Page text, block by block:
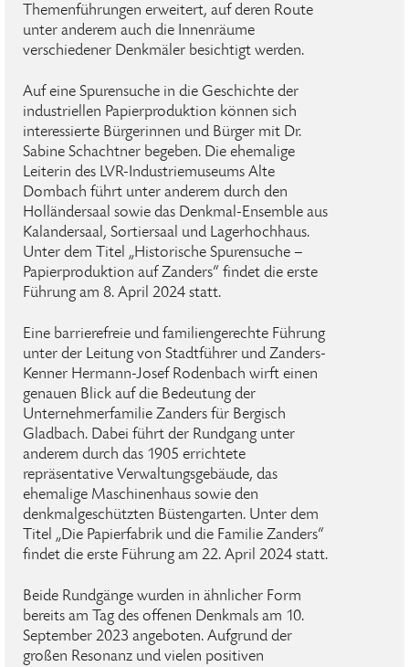
Themenführungen erweitert, auf deren Route
unter anderem auch die Innenräume
verschiedener Denkmäler besichtigt werden.
Auf eine Spurensuche in die Geschichte der
industriellen Papierproduktion können sich
interessierte Bürgerinnen und Bürger mit Dr.
Sabine Schachtner begeben. Die ehemalige
Leiterin des LVR-Industriemuseums Alte
Dombach führt unter anderem durch den
Holländersaal sowie das Denkmal-Ensemble aus
Kalandersaal, Sortiersaal und Lagerhochhaus.
Unter dem Titel „Historische Spurensuche –
Papierproduktion auf Zanders“ findet die erste
Führung am 8. April 2024 statt.
Eine barrierefreie und familiengerechte Führung
unter der Leitung von Stadtführer und Zanders-
Kenner Hermann-Josef Rodenbach wirft einen
genauen Blick auf die Bedeutung der
Unternehmerfamilie Zanders für Bergisch
Gladbach. Dabei führt der Rundgang unter
anderem durch das 1905 errichtete
repräsentative Verwaltungsgebäude, das
ehemalige Maschinenhaus sowie den
denkmalgeschützten Büstengarten. Unter dem
Titel „Die Papierfabrik und die Familie Zanders“
findet die erste Führung am 22. April 2024 statt.
Beide Rundgänge wurden in ähnlicher Form
bereits am Tag des offenen Denkmals am 10.
September 2023 angeboten. Aufgrund der
großen Resonanz und vielen positiven